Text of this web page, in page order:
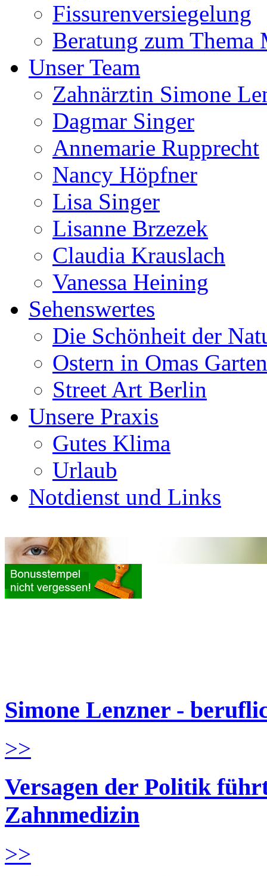
Fissurenversiegelung
Beratung zum Thema
Unser Team
Zahnärztin Simone
Dagmar Singer
Annemarie Rupprecht
Nancy Höpfner
Lisa Singer
Lisanne Brzezek
Claudia Krauslach
Vanessa Heining
Sehenswertes
Die Schönheit der
Ostern in Omas Garten
Street Art Berlin
Unsere Praxis
Gutes Klima
Urlaub
Notdienst und Links
Simone Lenzner -
>>
Versagen der Politik
Zahnmedizin
>>